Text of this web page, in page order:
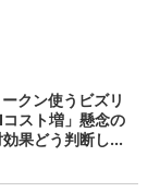
クン使うビズリ
スト増」懸念の
果どう判断し...